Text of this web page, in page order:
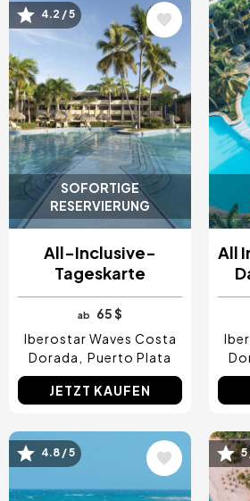
SOFORTIGE
RESERVIERUNG
Bild4.2 / 5
All-Inclusive-
Tageskarte
ab
65 $
Iberostar Waves Costa
Dorada
Puerto Plata
JETZT KAUFEN
All
Bild4.8 / 5 5